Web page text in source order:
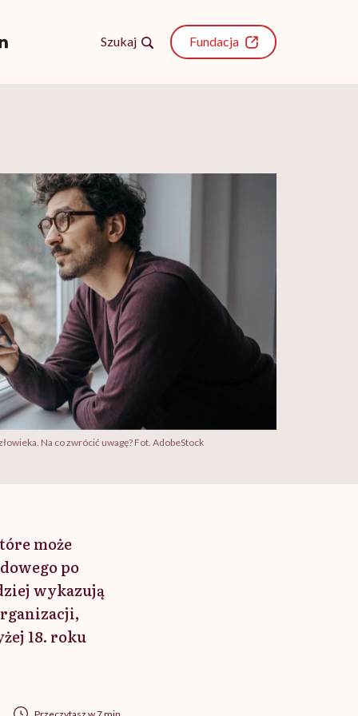
Szukaj Fundacja
Na co zwrócić uwagę? Fot. AdobeStock
może
po
wykazują
18. roku